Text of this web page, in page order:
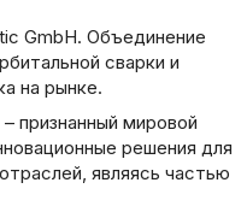
GmbH. Объединение
сварки и
на рынке.
признанный мировой
решения для
являясь частью